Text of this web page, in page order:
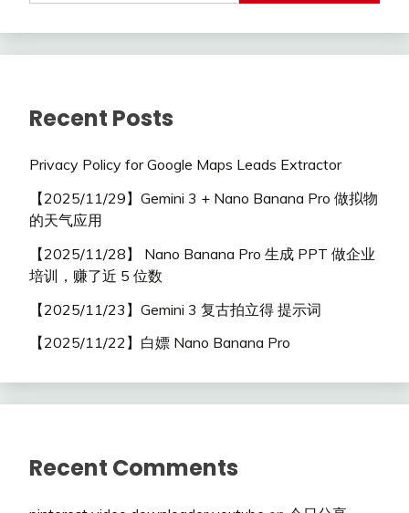
Recent Posts
Privacy Policy for Google Maps Leads Extractor
【2025/11/29】Gemini 3 + Nano Banana Pro 做拟物
的天气应用
【2025/11/28】 Nano Banana Pro 生成 PPT 做企业
培训，赚了近 5 位数
【2025/11/23】Gemini 3 复古拍立得 提示词
【2025/11/22】白嫖 Nano Banana Pro
Recent Comments